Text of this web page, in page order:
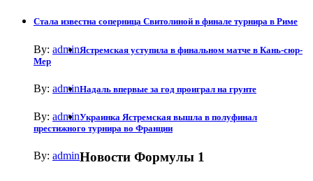
Стала известна соперница Свитолиной в финале турнира в Риме
By: adminЯстремская уступила в финальном матче в Кань-сюр-
Мер
By: adminНадаль впервые за год проиграл на грунте
By: adminУкраинка Ястремская вышла в полуфинал
престижного турнира во Франции
By: adminНовости Формулы 1